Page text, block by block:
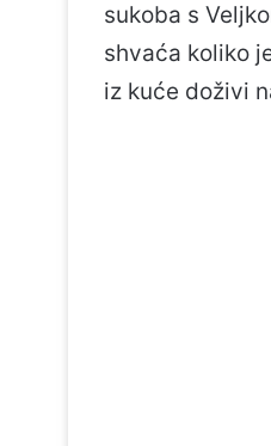
sukoba s
shvaća koliko
iz kuće doživi